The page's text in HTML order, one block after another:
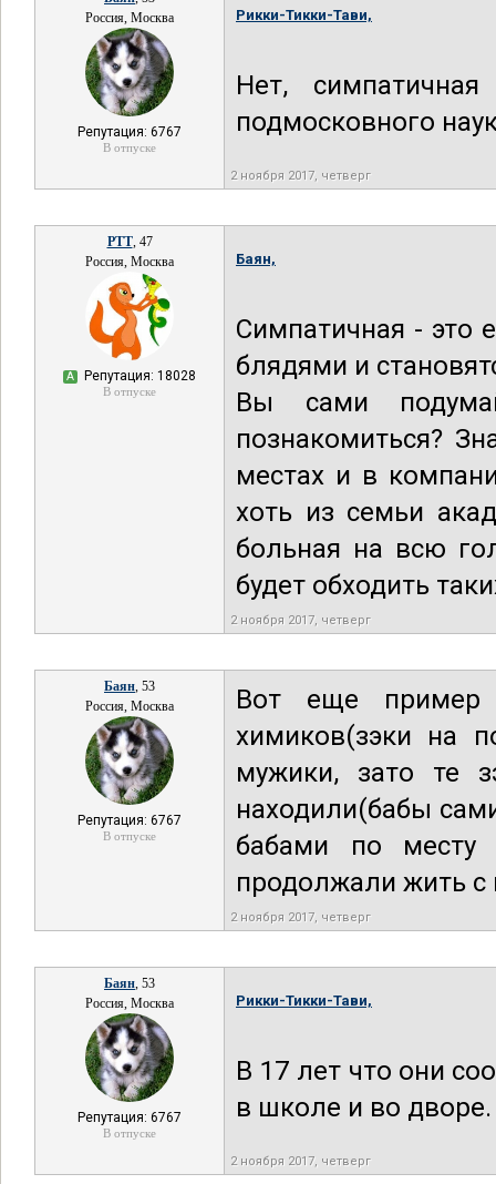
Россия, Москва
Репутация: 6767
В отпуске
Рикки-Тикки-Тави,
Нет,
подмосковного
2 ноября 2017, четверг
РТТ, 47
Россия, Москва
А Репутация: 18028
В отпуске
Баян,
Симпатичная - это
блядями и
Вы сами
познакомиться?
местах и в
хоть из семьи
больная на всю
будет обходить
2 ноября 2017, четверг
Баян, 53
Россия, Москва
Репутация: 6767
В отпуске
Вот еще
химиков(зэки на
мужики, зато те
находили(бабы
бабами по месту
продолжали жить с
2 ноября 2017, четверг
Баян, 53
Россия, Москва
Репутация: 6767
В отпуске
Рикки-Тикки-Тави,
В 17 лет что они
в школе и во дворе.
2 ноября 2017, четверг